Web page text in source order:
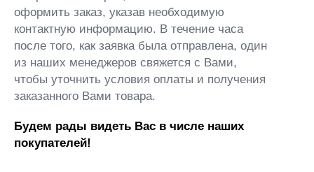
оформить заказ, указав необходимую
контактную информацию. В течение часа
после того, как заявка была отправлена, один
из наших менеджеров свяжется с Вами,
чтобы уточнить условия оплаты и получения
заказанного Вами товара.
Будем рады видеть Вас в числе наших
покупателей!